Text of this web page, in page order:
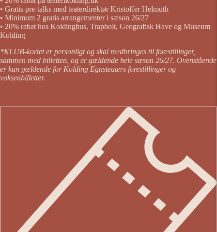
• Gratis pre-talks med teaterdirektør Kristoffer Helmuth
• Minimum 2 gratis arrangementer i sæson 26/27
• 20% rabat hos Koldinghus, Trapholt, Geografisk Have og Museum
Kolding
*KLUB-kortet er personligt og skal medbringes til forestillinger,
sammen med billetten, og er gældende hele sæson 26/27. Ovenstående
er kun gældende for Kolding Egnsteaters forestillinger og
voksenbilletter.